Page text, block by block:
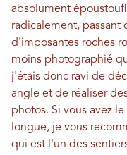
absolument
radicalement, passant
d'imposantes roches
moins photographié
j'étais donc ravi de
angle et de réaliser
photos. Si vous avez
longue, je vous
qui est l'un des